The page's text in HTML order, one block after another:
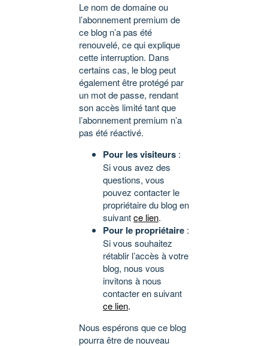
Le nom de domaine ou
l’abonnement premium de
ce blog n’a pas été
renouvelé, ce qui explique
cette interruption. Dans
certains cas, le blog peut
également être protégé par
un mot de passe, rendant
son accès limité tant que
l’abonnement premium n’a
pas été réactivé.
Pour les visiteurs :
Si vous avez des
questions, vous
pouvez contacter le
propriétaire du blog en
suivantce lien.
Pour le propriétaire :
Si vous souhaitez
rétablir l’accès à votre
blog, nous vous
invitons à nous
contacter en suivant
ce lien.
Nous espérons que ce blog
pourra être de nouveau